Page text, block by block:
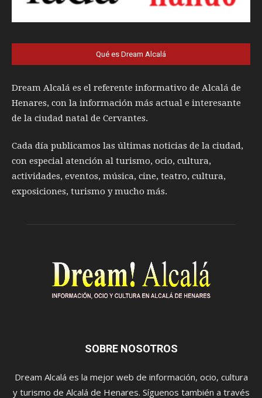
Qué es Dream Alcalá
Dream Alcalá es el referente informativo de Alcalá de
Henares, con la información más actual e interesante
de la ciudad natal de Cervantes.
Cada día publicamos las últimas noticias de la ciudad,
con especial atención al turismo, ocio, cultura,
actividades, eventos, música, cine, teatro, cultura,
exposiciones, turismo y mucho más.
SOBRE NOSOTROS
Dream Alcalá es la mejor web de información, ocio, cultura
y turismo de Alcalá de Henares. Síguenos también a través